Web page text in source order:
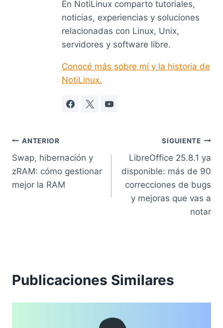
En NotiLinux comparto tutoriales,
noticias, experiencias y soluciones
relacionadas con Linux, Unix,
servidores y software libre.
Conocé más sobre mí y la historia de
NotiLinux.
Navegación
de
entradas
ANTERIOR
Swap, hibernación y
zRAM: cómo gestionar
mejor la RAM
SIGUIENTE
LibreOffice 25.8.1 ya
disponible: más de 90
correcciones de bugs
y mejoras que vas a
notar
Publicaciones Similares